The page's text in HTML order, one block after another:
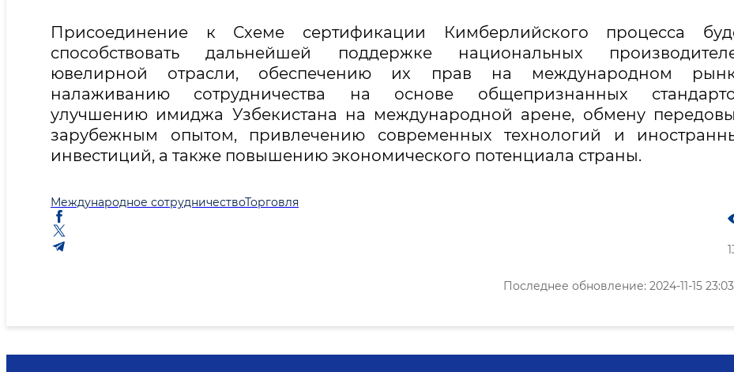
Присоединение к Схеме сертификации Кимберлийского процесса
способствовать дальнейшей поддержке национальных
ювелирной отрасли, обеспечению их прав на международном
налаживанию сотрудничества на основе общепризнанных
улучшению имиджа Узбекистана на международной арене, обмену
зарубежным опытом, привлечению современных технологий и
инвестиций, а также повышению экономического потенциала страны.
Международное сотрудничествоТорговля
Последнее обновление: 2024-11-15